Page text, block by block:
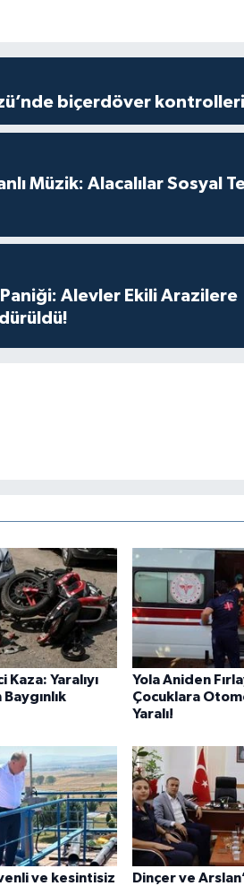
biçerdöver
Müzik: Alacalılar Sosyal
Paniği: Alevler Ekili Arazilere
Kaza: Yaralıyı
Yola Aniden
Çocuklara
Yaralı!
ve kesintisiz
Dinçer ve